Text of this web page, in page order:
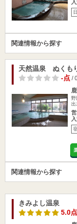
関連情報から探す
天然温泉 ぬくも
-点/
野
出
関連情報から探す
きみよし温泉
5.0点